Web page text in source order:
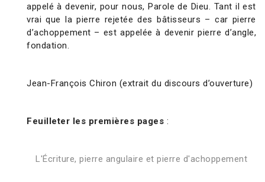
appelé à devenir, pour nous, Parole de Dieu. Tant il est
vrai que la pierre rejetée des bâtisseurs – car pierre
d’achoppement – est appelée à devenir pierre d’angle,
fondation.
Jean-François Chiron (extrait du discours d’ouverture)
Feuilleter les premières pages :
L'Écriture, pierre angulaire et pierre d'achoppement